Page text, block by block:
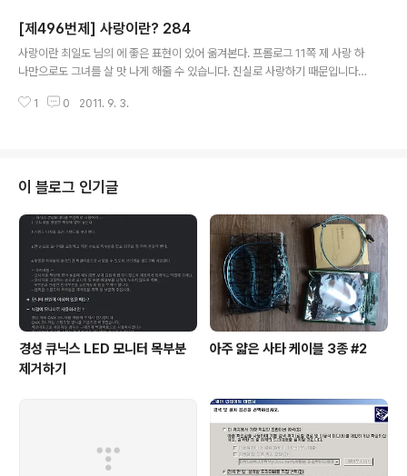
는 말이기도 하다. 참고로 허영만 님의 는 1985년 무렵에 신문에 연재되었으
며, 연재 당시 제목은 였고, 장 훈 선수의 실화를 바탕으로 꾸민 만화이다. 일본
에서는 장훈을 하리모토 이사오 부른다. 이 글은 스프링노트에서 작성되었습니
[제496번제] 사랑이란? 284
사랑이란 최일도 님의 에 좋은 표현이 있어 옮겨본다. 프롤로그 11쪽 제 사랑 하
나만으로도 그녀를 살 맛 나게 해줄 수 있습니다. 진실로 사랑하기 때문입니다.
합니다. 그리고 한 가지 더 있다면 저에게는 꿈이 있습니다. 갈라진 교회, 막힌
게 아름다운 세상 찾기에 들어갔습니다. 덧붙이는 말 이 글은 1999년 10월 11
일 처음 작성했습니다.
1 0 2011. 9. 3.
이 블로그 인기글
경성 큐닉스 LED 모니터 목부분
제거하기
아주 얇은 사타 케이블 3종 #2